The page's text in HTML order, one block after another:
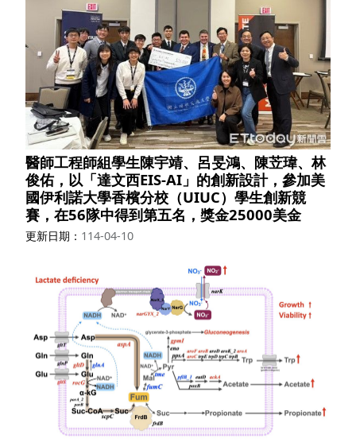
醫師工程師組學生陳宇靖、呂旻鴻、陳苙瑋、林
俊佑，以「達文西EIS-AI」的創新設計，參加美
國伊利諾大學香檳分校（UIUC）學生創新競
賽，在56隊中得到第五名，獎金25000美金
更新日期 114-04-10